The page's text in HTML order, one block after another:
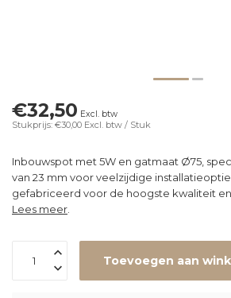
€32,50 Excl. btw
Stukprijs: €30,00 Excl. btw / Stuk
Inbouwspot met 5W en gatmaat Ø75,
van 23 mm voor veelzijdige
gefabriceerd voor de hoogste kwaliteit
Lees meer
Toevoegen aan